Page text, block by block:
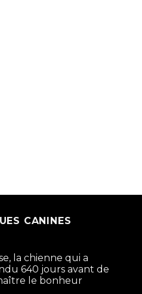
CANINES
la chienne qui a
640 jours avant de
le bonheur